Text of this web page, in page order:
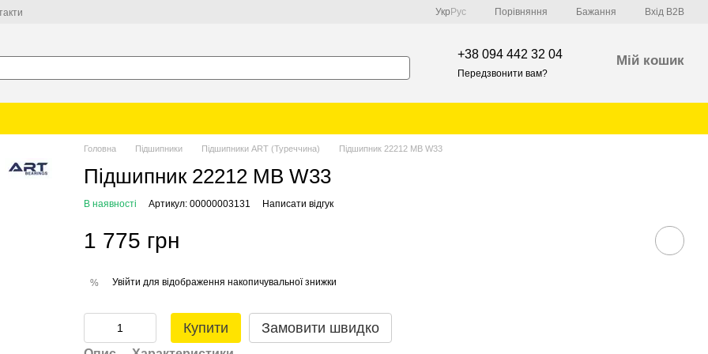
Укр Рус Порівняння Бажання Вхід B2B
+38 094 442 32 04
Передзвонити вам?
Мій кошик
Головна Підшипники Підшипники ART (Туреччина) Підшипник 22212 MB W33
Підшипник 22212 MB W33
В наявності Артикул: 00000003131 Написати відгук
1 775 грн
% Увійти для відображення накопичувальної знижки
Купити Замовити швидко